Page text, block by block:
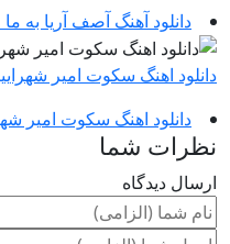
دانلود آهنگ آصف آریا به
دانلود اهنگ سکوت امیر
دانلود اهنگ سکوت امیر
نظرات شما
ارسال دیدگاه